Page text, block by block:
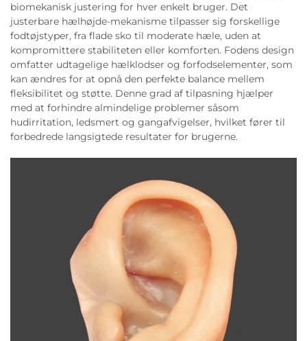
biomekanisk justering for hver enkelt bruger. Det
justerbare hælhøjde-mekanisme tilpasser sig forskellige
fodtøjstyper, fra flade sko til moderate hæle, uden at
kompromittere stabiliteten eller komforten. Fodens design
omfatter udtagelige hælklodser og forfodselementer, som
kan ændres for at opnå den perfekte balance mellem
fleksibilitet og støtte. Denne grad af tilpasning hjælper
med at forhindre almindelige problemer såsom
hudirritation, ledsmert og gangafvigelser, hvilket fører til
forbedrede langsigtede resultater for brugerne.